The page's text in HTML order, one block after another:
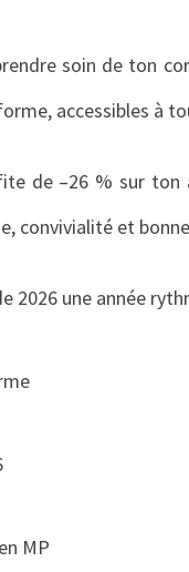
soin de ton
accessibles à
de –26 % sur ton
convivialité et
2026 une année
MP